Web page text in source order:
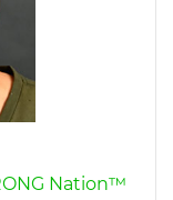
Nation™